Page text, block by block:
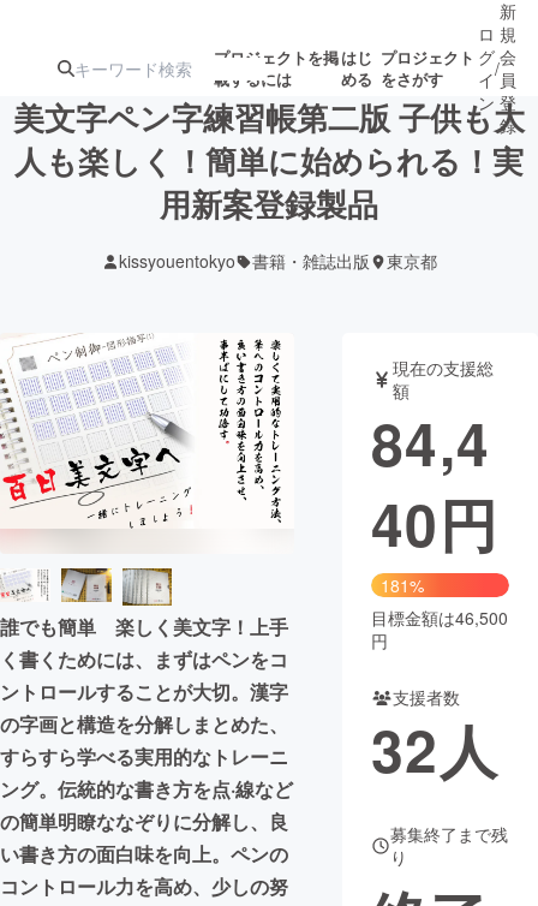
プロジェクトを掲
載するには
はじ
める
プロジェクト
をさがす
注目のリ 注目の新着プロ募集終了が近いプ
テクノロジー・ガジェット
映像・映画 書籍・雑誌
ビジネス・起業 チャレンジ
まちづくり・地域活性化
CAMPFIRE for Social Good
CAMPFIRE Creation
CAMPFIREふるさと納税machi-ya コミュニティ
ロ
グ
イ
ン
/
新
規
会
員
登
録
美文字ペン字練習帳第二版 子供も大
人も楽しく！簡単に始められる！実
用新案登録製品
kissyouentokyo 書籍・雑誌出版 東京都
誰でも簡単 楽しく美文字！上手
く書くためには、まずはペンをコ
ントロールすることが大切。漢字
の字画と構造を分解しまとめた、
すらすら学べる実用的なトレーニ
ング。伝統的な書き方を点·線など
の簡単明瞭ななぞりに分解し、良
い書き方の面白味を向上。ペンの
コントロール力を高め、少しの努
現在の支援総
額
84,4
40円
181%
目標金額は46,500
円
支援者数
32人
募集終了まで残
り